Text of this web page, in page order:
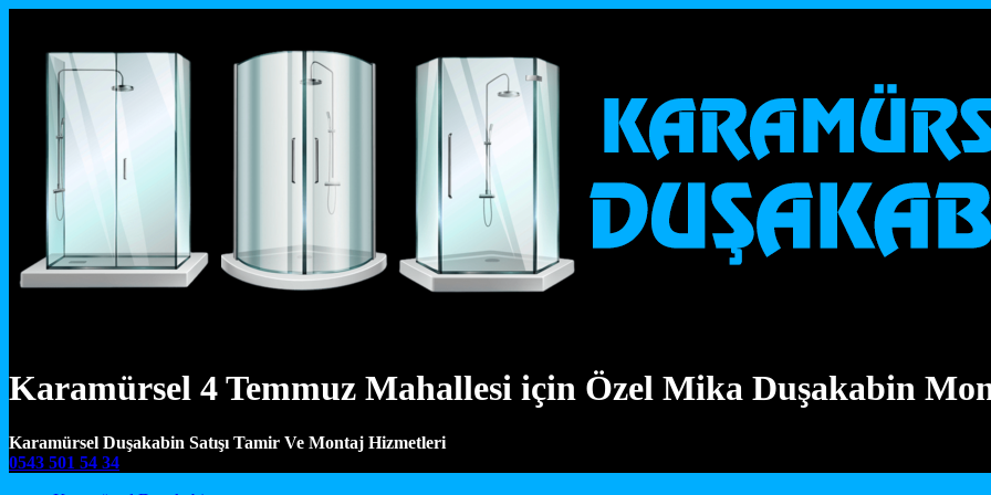
Karamürsel 4 Temmuz Mahallesi için Özel Mika Duşakabin
Karamürsel Duşakabin Satışı Tamir Ve Montaj Hizmetleri
0543 501 54 34